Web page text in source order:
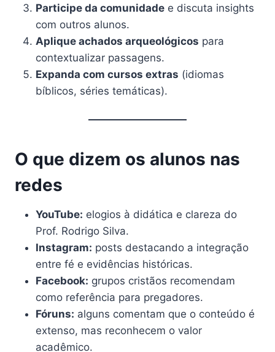
Participe da comunidade e discuta insights
com outros alunos.
Aplique achados arqueológicos para
contextualizar passagens.
Expanda com cursos extras (idiomas
bíblicos, séries temáticas).
O que dizem os alunos nas
redes
YouTube: elogios à didática e clareza do
Prof. Rodrigo Silva.
Instagram: posts destacando a integração
entre fé e evidências históricas.
Facebook: grupos cristãos recomendam
como referência para pregadores.
Fóruns: alguns comentam que o conteúdo é
extenso, mas reconhecem o valor
acadêmico.